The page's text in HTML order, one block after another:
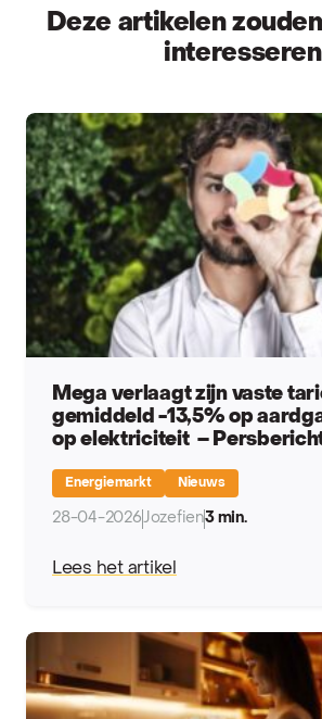
Deze artikelen
interesseren
Mega verlaagt zijn vaste
gemiddeld -13,5% op
op elektriciteit –
Energiemarkt Nieuws
28-04-2026Jozefien3 min.
Lees het artikel